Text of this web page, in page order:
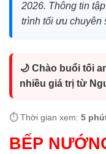
2026. Thông tin
trình tối ưu chuyên
🌙 Chào buổi tối
nhiều giá trị từ
⏱️ Thời gian xem: 5
BẾP